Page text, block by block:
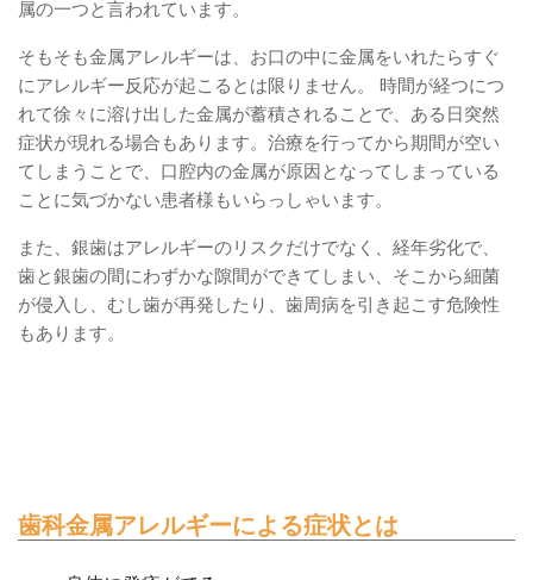
属の一つと言われています。
そもそも金属アレルギーは、お口の中に金属をいれたらすぐ
にアレルギー反応が起こるとは限りません。 時間が経つにつ
れて徐々に溶け出した金属が蓄積されることで、ある日突然
症状が現れる場合もあります。治療を行ってから期間が空い
てしまうことで、口腔内の金属が原因となってしまっている
ことに気づかない患者様もいらっしゃいます。
また、銀歯はアレルギーのリスクだけでなく、経年劣化で、
歯と銀歯の間にわずかな隙間ができてしまい、そこから細菌
が侵入し、むし歯が再発したり、歯周病を引き起こす危険性
もあります。
歯科金属アレルギーによる症状とは